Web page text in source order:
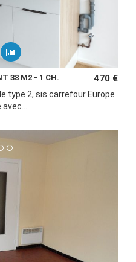
38 M2 - 1 CH. 470 €
type 2, sis carrefour Europe